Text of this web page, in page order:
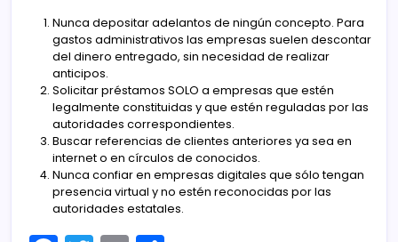
Nunca depositar adelantos de ningún concepto. Para
gastos administrativos las empresas suelen descontar
del dinero entregado, sin necesidad de realizar
anticipos.
Solicitar préstamos SOLO a empresas que estén
legalmente constituidas y que estén reguladas por las
autoridades correspondientes.
Buscar referencias de clientes anteriores ya sea en
internet o en círculos de conocidos.
Nunca confiar en empresas digitales que sólo tengan
presencia virtual y no estén reconocidas por las
autoridades estatales.